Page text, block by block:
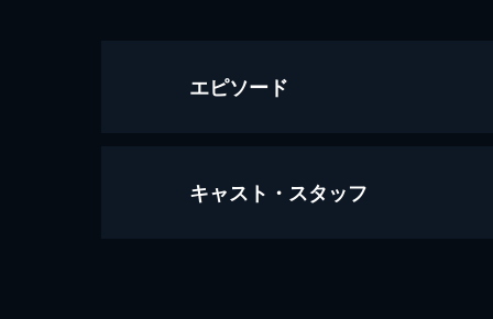
エピソード
魂のルフラン
キャスト・スタッフ